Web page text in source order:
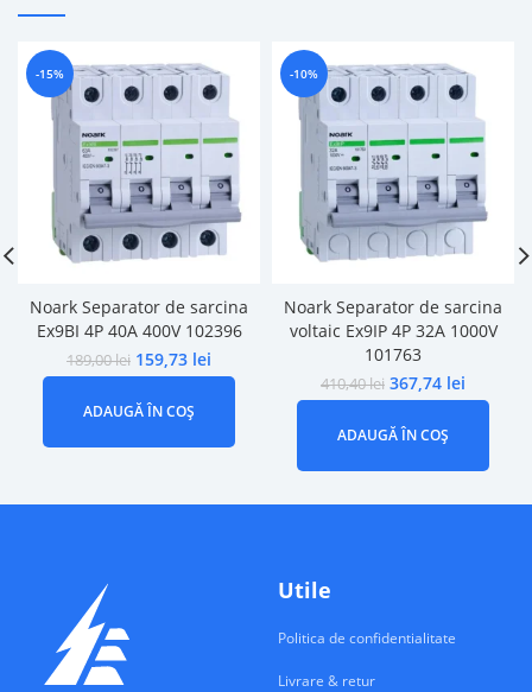
-15%
Noark Separator de sarcina
Ex9BI 4P 40A 400V 102396
189,00lei 159,73 lei
ADAUGĂ ÎN COȘ
-10%
Noark Separator de sarcina
voltaic Ex9IP 4P 32A 1000V
101763
410,40lei 367,74 lei
ADAUGĂ ÎN COȘ
Utile
Politica de confidentialitate
Livrare & retur